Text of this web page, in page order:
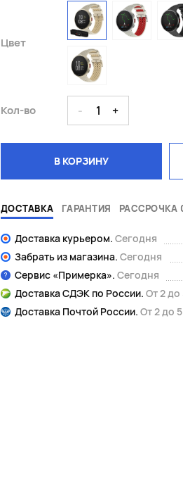
Цвет
Кол-во - 1 +
В КОРЗИНУ
ДОСТАВКА ГАРАНТИЯ РАССРОЧКА
Доставка курьером. Сегодня
Забрать из магазина. Сегодня
Сервис «Примерка». Сегодня
Доставка СДЭК по России. От 2 до
Доставка Почтой России. От 2 до